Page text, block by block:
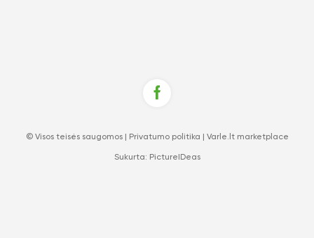
© Visos teisės saugomos | Privatumo politika Varle.lt marketplace
Sukurta: PictureIDeas